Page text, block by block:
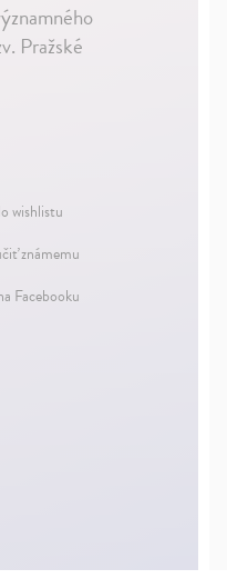
Pražské
wishlistu
známemu
Facebooku